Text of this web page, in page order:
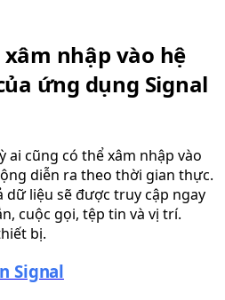
xâm nhập vào hệ
ứng dụng Signal
ai cũng có thể xâm nhập vào
diễn ra theo thời gian thực.
dữ liệu sẽ được truy cập ngay
cuộc gọi, tệp tin và vị trí.
bị.
Signal